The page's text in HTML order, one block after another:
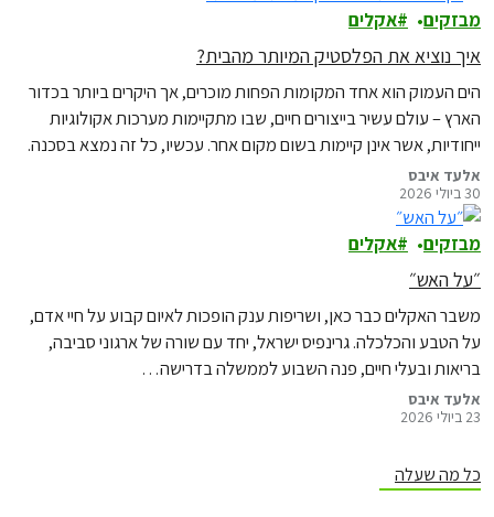
מבזקים אקלים
איך נוציא את הפלסטיק המיותר מהבית?
הים העמוק הוא אחד המקומות הפחות מוכרים, אך היקרים ביותר בכדור
הארץ – עולם עשיר בייצורים חיים, שבו מתקיימות מערכות אקולוגיות
ייחודיות, אשר אינן קיימות בשום מקום אחר. עכשיו, כל זה נמצא בסכנה.
אלעד איבס
30 ביולי 2026
מבזקים אקלים
״על האש״
משבר האקלים כבר כאן, ושריפות ענק הופכות לאיום קבוע על חיי אדם,
על הטבע והכלכלה. גרינפיס ישראל, יחד עם שורה של ארגוני סביבה,
בריאות ובעלי חיים, פנה השבוע לממשלה בדרישה…
אלעד איבס
23 ביולי 2026
כל מה שעלה